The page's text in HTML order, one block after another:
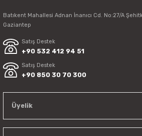
Batıkent Mahallesi Adnan İnanıcı Cd. No:27/A
Gaziantep
Satış Destek
+90 532 412 94 51
Satış Destek
+90 850 30 70 300
Üyelik